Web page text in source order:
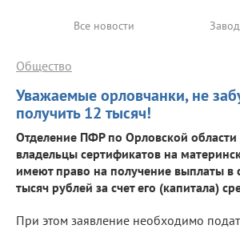
Все новости
Уважаемые орловчанки, не
получить 12 тысяч!
Общество
Отделение ПФР по Орловской
владельцы сертификатов на
имеют право на получение выплаты в
тысяч рублей за счет его (капитала)
При этом заявление необходимо